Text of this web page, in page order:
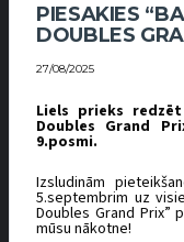
PIESAKIES
DOUBLES
27/08/2025
Liels prieks
Doubles Grand
9.posmi.
Izsludinām
5.septembrim uz
Doubles Grand Prix”
mūsu nākotne!